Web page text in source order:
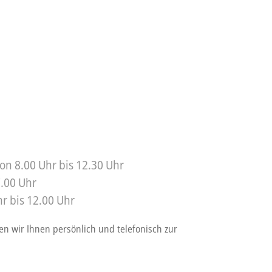
8.00 Uhr bis 12.30 Uhr
Uhr
bis 12.00 Uhr
wir Ihnen persönlich und telefonisch zur